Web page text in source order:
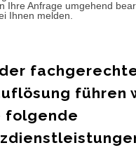
Ihre Anfrage umgehend
Ihnen melden.
führen
folgende